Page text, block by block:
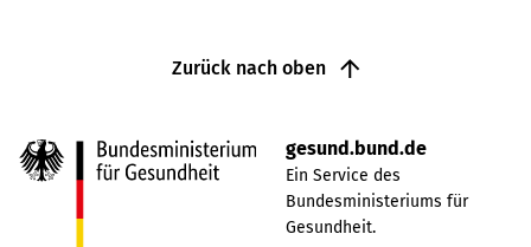
Zurück nach oben
gesund.bund.de
Ein Service des
Bundesministeriums für
Gesundheit.